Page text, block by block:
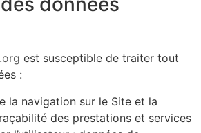
est susceptible de traiter tout
:
la navigation sur le Site et la
des prestations et services